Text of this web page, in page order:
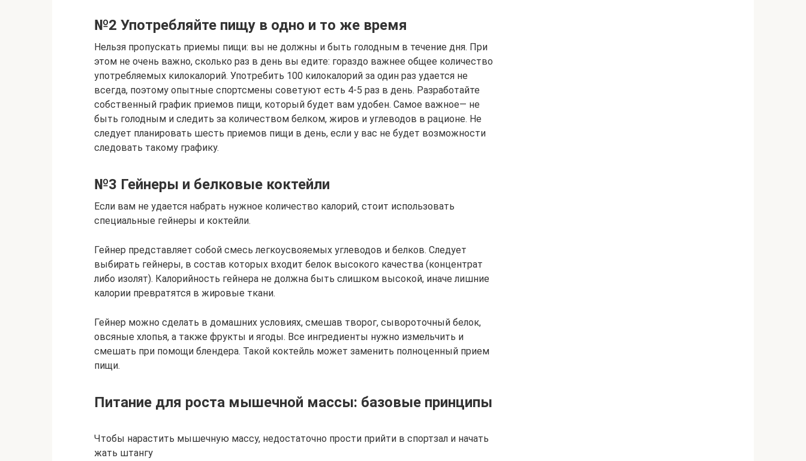
№2 Употребляйте пищу в одно и то же время
Нельзя пропускать приемы пищи: вы не должны и быть голодным в течение дня. При
этом не очень важно, сколько раз в день вы едите: гораздо важнее общее количество
употребляемых килокалорий. Употребить 100 килокалорий за один раз удается не
всегда, поэтому опытные спортсмены советуют есть 4-5 раз в день. Разработайте
собственный график приемов пищи, который будет вам удобен. Самое важное— не
быть голодным и следить за количеством белком, жиров и углеводов в рационе. Не
следует планировать шесть приемов пищи в день, если у вас не будет возможности
следовать такому графику.
№3 Гейнеры и белковые коктейли
Если вам не удается набрать нужное количество калорий, стоит использовать
специальные гейнеры и коктейли.
Гейнер представляет собой смесь легкоусвояемых углеводов и белков. Следует
выбирать гейнеры, в состав которых входит белок высокого качества (концентрат
либо изолят). Калорийность гейнера не должна быть слишком высокой, иначе лишние
калории превратятся в жировые ткани.
Гейнер можно сделать в домашних условиях, смешав творог, сывороточный белок,
овсяные хлопья, а также фрукты и ягоды. Все ингредиенты нужно измельчить и
смешать при помощи блендера. Такой коктейль может заменить полноценный прием
пищи.
Питание для роста мышечной массы: базовые принципы
Чтобы нарастить мышечную массу, недостаточно прости прийти в спортзал и начать
жать штангу